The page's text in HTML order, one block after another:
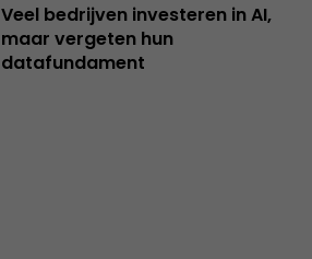
Veel bedrijven investeren in AI,
maar vergeten hun
datafundament